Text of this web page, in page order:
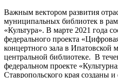
Важным вектором развития
муниципальных библиотек в
«Культура». В марте 2021 года
федерального проекта
концертного зала в Ипатовской
центральной библиотеке. В
федеральном проекте
Ставропольского края созданы